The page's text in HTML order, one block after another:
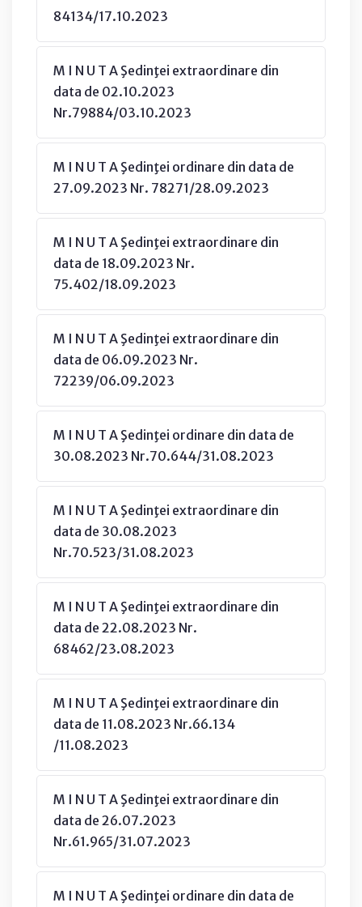
84134/17.10.2023
M I N U T A Şedinţei extraordinare din
data de 02.10.2023
Nr.79884/03.10.2023
M I N U T A Şedinţei ordinare din data de
27.09.2023 Nr. 78271/28.09.2023
M I N U T A Şedinţei extraordinare din
data de 18.09.2023 Nr.
75.402/18.09.2023
M I N U T A Şedinţei extraordinare din
data de 06.09.2023 Nr.
72239/06.09.2023
M I N U T A Şedinţei ordinare din data de
30.08.2023 Nr.70.644/31.08.2023
M I N U T A Şedinţei extraordinare din
data de 30.08.2023
Nr.70.523/31.08.2023
M I N U T A Şedinţei extraordinare din
data de 22.08.2023 Nr.
68462/23.08.2023
M I N U T A Şedinţei extraordinare din
data de 11.08.2023 Nr.66.134
/11.08.2023
M I N U T A Şedinţei extraordinare din
data de 26.07.2023
Nr.61.965/31.07.2023
M I N U T A Şedinţei ordinare din data de